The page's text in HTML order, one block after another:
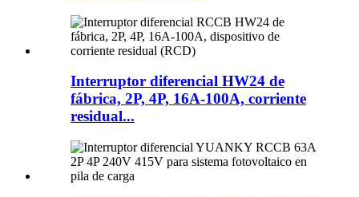
Interruptor diferencial HW24 de
fábrica, 2P, 4P, 16A-100A, corriente
residual...